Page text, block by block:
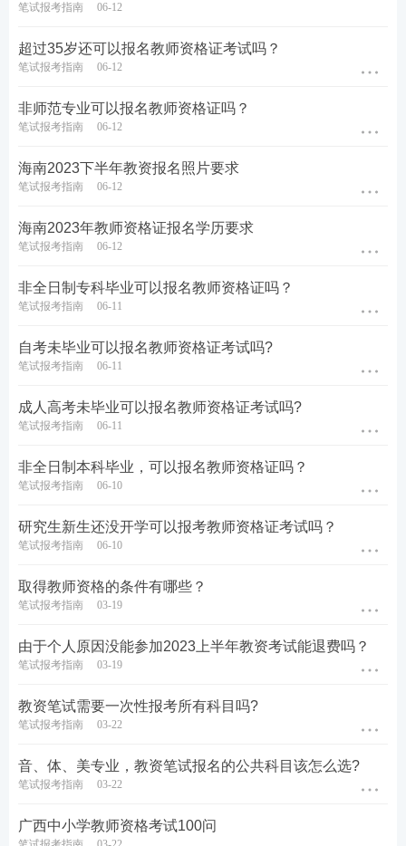
笔试报考指南 06-12
超过35岁还可以报名教师资格证考试吗？
笔试报考指南 06-12
非师范专业可以报名教师资格证吗？
笔试报考指南 06-12
海南2023下半年教资报名照片要求
笔试报考指南 06-12
海南2023年教师资格证报名学历要求
笔试报考指南 06-12
非全日制专科毕业可以报名教师资格证吗？
笔试报考指南 06-11
​自考未毕业可以报名教师资格证考试吗?
笔试报考指南 06-11
成人高考未毕业可以报名教师资格证考试吗?
笔试报考指南 06-11
非全日制本科毕业，可以报名教师资格证吗？
笔试报考指南 06-10
研究生新生还没开学可以报考教师资格证考试吗？
笔试报考指南 06-10
取得教师资格的条件有哪些？
笔试报考指南 03-19
由于个人原因没能参加2023上半年教资考试能退费吗？
笔试报考指南 03-19
教资笔试需要一次性报考所有科目吗?
笔试报考指南 03-22
音、体、美专业，教资笔试报名的公共科目该怎么选?
笔试报考指南 03-22
广西中小学教师资格考试100问